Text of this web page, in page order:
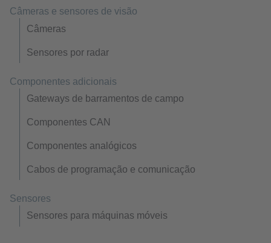
Câmeras e sensores de visão
Câmeras
Sensores por radar
Componentes adicionais
Gateways de barramentos de campo
Componentes CAN
Componentes analógicos
Cabos de programação e comunicação
Sensores
Sensores para máquinas móveis